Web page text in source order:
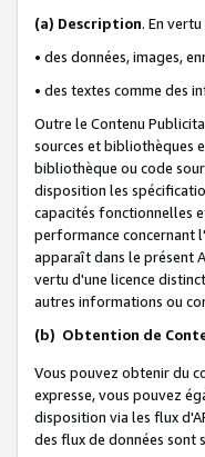
(a) Description. En
• des données, images,
• des textes comme des
Outre le Contenu
sources et bibliothèques
bibliothèque ou code
disposition les
capacités fonctionnelles
performance concernant
apparaît dans le présent
vertu d'une licence
autres informations ou
(b) Obtention de
Vous pouvez obtenir du
expresse, vous pouvez
disposition via les flux
des flux de données sont